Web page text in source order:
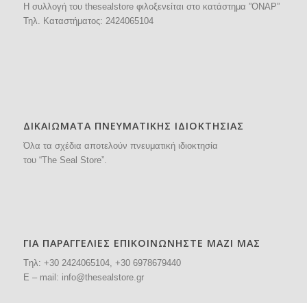
H συλλογή του thesealstore φιλοξενείται στο κατάστημα ”ΟΝΑΡ”
Τηλ. Καταστήματος: 2424065104
ΔΙΚΑΙΩΜΑΤΑ ΠΝΕΥΜΑΤΙΚΗΣ ΙΔΙΟΚΤΗΣΙΑΣ
Όλα τα σχέδια αποτελούν πνευματική ιδιοκτησία
του “The Seal Store”.
ΓΙΑ ΠΑΡΑΓΓΕΛΙΕΣ ΕΠΙΚΟΙΝΩΝΗΣΤΕ ΜΑΖΙ ΜΑΣ
Tηλ: +30 2424065104, +30 6978679440
E – mail: info@thesealstore.gr